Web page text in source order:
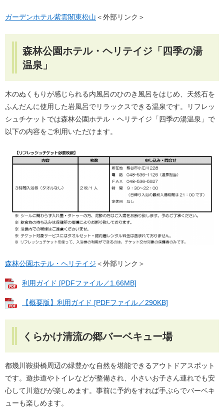
ガーデンホテル紫雲閣東松山 ＜外部リンク＞
森林公園ホテル・ヘリテイジ「四季の湯
温泉」
木のぬくもりが感じられる内風呂のひのき風呂をはじめ、天然石を
ふんだんに使用した岩風呂でリラックスできる温泉です。リフレッ
シュチケットでは森林公園ホテル・ヘリテイジ「四季の湯温泉」で
以下の内容をご利用いただけます。
森林公園ホテル・ヘリテイジ ＜外部リンク＞
利用ガイド [PDFファイル／1.66MB]
【概要版】利用ガイド [PDFファイル／290KB]
くらかけ清流の郷バーベキュー場
都幾川鞍掛橋周辺の緑豊かな自然を堪能できるアウトドアスポット
です。遊歩道やトイレなどが整備され、小さいお子さん連れでも安
心して川遊びが楽しめます。事前に予約をすれば手ぶらでバーベキ
ューも楽しめます。